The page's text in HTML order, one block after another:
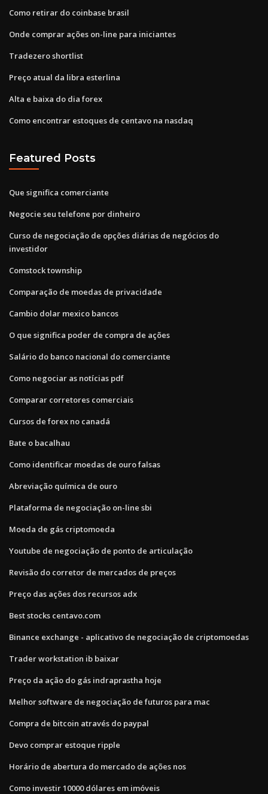
Como retirar do coinbase brasil
Onde comprar ações on-line para iniciantes
Tradezero shortlist
Preço atual da libra esterlina
Alta e baixa do dia forex
Como encontrar estoques de centavo na nasdaq
Featured Posts
Que significa comerciante
Negocie seu telefone por dinheiro
Curso de negociação de opções diárias de negócios do
investidor
Comstock township
Comparação de moedas de privacidade
Cambio dolar mexico bancos
O que significa poder de compra de ações
Salário do banco nacional do comerciante
Como negociar as notícias pdf
Comparar corretores comerciais
Cursos de forex no canadá
Bate o bacalhau
Como identificar moedas de ouro falsas
Abreviação química de ouro
Plataforma de negociação on-line sbi
Moeda de gás criptomoeda
Youtube de negociação de ponto de articulação
Revisão do corretor de mercados de preços
Preço das ações dos recursos adx
Best stocks centavo.com
Binance exchange - aplicativo de negociação de criptomoedas
Trader workstation ib baixar
Preço da ação do gás indraprastha hoje
Melhor software de negociação de futuros para mac
Compra de bitcoin através do paypal
Devo comprar estoque ripple
Horário de abertura do mercado de ações nos
Como investir 10000 dólares em imóveis